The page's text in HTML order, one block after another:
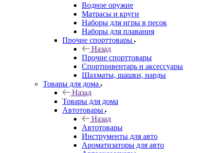
Водное оружие
Матрасы и круги
Наборы для игры в песок
Наборы для плавания
Прочие спорттовары
Назад
Прочие спорттовары
Спортинвентарь и аксессуары
Шахматы, шашки, нарды
Товары для дома
Назад
Товары для дома
Автотовары
Назад
Автотовары
Инструменты для авто
Ароматизаторы для авто